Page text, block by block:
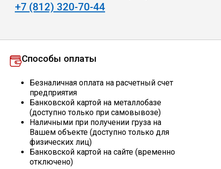
Проволока
Скобо-гибочные изделия
Остальное
+7 (812) 320-70-44
Способы оплаты
Безналичная оплата на расчетный счет
предприятия
Банковской картой на металлобазе
(доступно только при самовывозе)
Наличными при получении груза на
Вашем объекте (доступно только для
физических лиц)
Банковской картой на сайте (временно
отключено)